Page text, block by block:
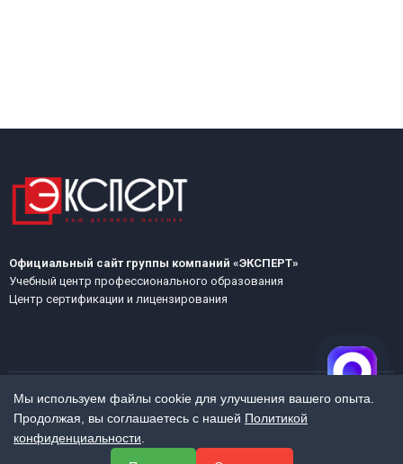
Официальный сайт группы компаний «ЭКСПЕРТ»
Учебный центр профессионального образования
Центр сертификации и лицензирования
МЕНЮ
Мы используем файлы cookie для улучшения вашего опыта.
Продолжая, вы соглашаетесь с нашей Политикой
конфиденциальности